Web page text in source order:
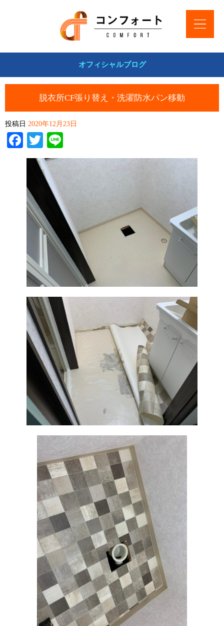
オフィシャルブログ
脱衣所CF張り替え・洗濯防水パン移動
投稿日 2020年12月23日
Facebook
Twitter